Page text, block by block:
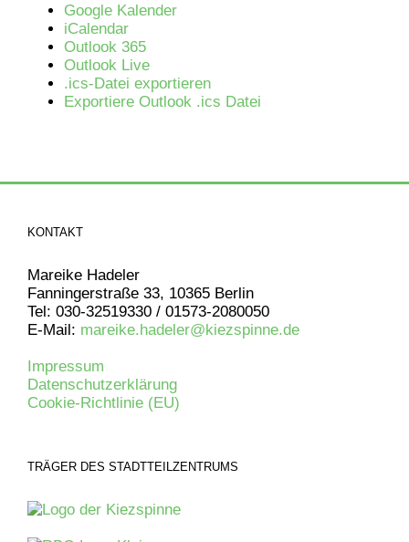
Google Kalender
iCalendar
Outlook 365
Outlook Live
.ics-Datei exportieren
Exportiere Outlook .ics Datei
KONTAKT
Mareike Hadeler
Fanningerstraße 33, 10365 Berlin
Tel: 030-32519330 / 01573-2080050
E-Mail: mareike.hadeler@kiezspinne.de
Impressum
Datenschutzerklärung
Cookie-Richtlinie (EU)
TRÄGER DES STADTTEILZENTRUMS